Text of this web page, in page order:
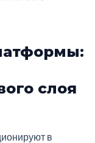
слоя
в